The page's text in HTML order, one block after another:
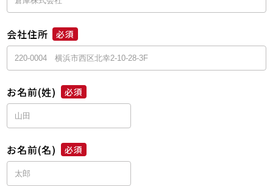
会社住所 必須
お名前(姓) 必須
お名前(名) 必須